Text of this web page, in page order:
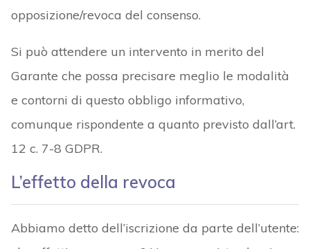
opposizione/revoca del consenso.
Si può attendere un intervento in merito del
Garante che possa precisare meglio le modalità
e contorni di questo obbligo informativo,
comunque rispondente a quanto previsto dall’art.
12 c. 7-8 GDPR.
L’effetto della revoca
Abbiamo detto dell’iscrizione da parte dell’utente: